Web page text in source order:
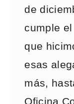
de
cumple
que
esas
más,
Oficina